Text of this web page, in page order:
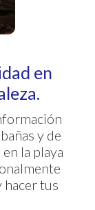
en
y de
la playa
tus